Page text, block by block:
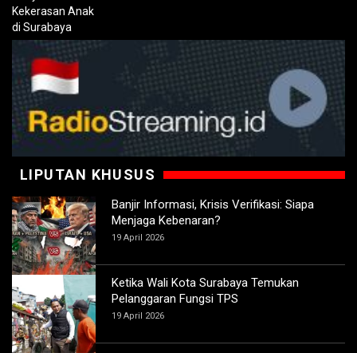
LIPUTAN KHUSUS
Banjir Informasi, Krisis Verifikasi: Siapa
Menjaga Kebenaran?
19 April 2026
Ketika Wali Kota Surabaya Temukan
Pelanggaran Fungsi TPS
19 April 2026